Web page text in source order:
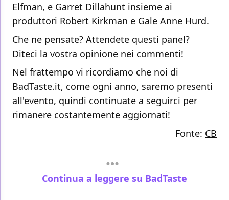
Elfman, e Garret Dillahunt insieme ai
produttori Robert Kirkman e Gale Anne Hurd.
Che ne pensate? Attendete questi panel?
Diteci la vostra opinione nei commenti!
Nel frattempo vi ricordiamo che noi di
BadTaste.it, come ogni anno, saremo presenti
all'evento, quindi continuate a seguirci per
rimanere costantemente aggiornati!
Fonte: CB
Continua a leggere su BadTaste